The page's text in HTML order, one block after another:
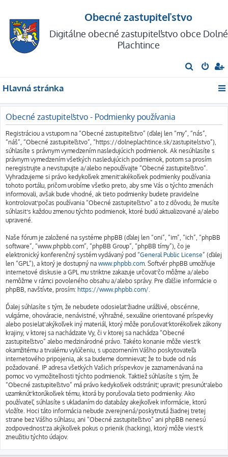
Obecné zastupiteľstvo
Digitálne obecné zastupiteľstvo obce Dolné
Plachtince
ľ
d
Hlavná stránka
Obecné zastupiteľstvo - Podmienky používania
Registráciou a vstupom na “Obecné zastupiteľstvo” (ďalej len “my”, “nás”,
“náš”, “Obecné zastupiteľstvo”, “https://dolneplachtince.sk/zastupitelstvo”),
súhlasíte s právnym vymedzením nasledujúcich podmienok. Ak nesúhlasíte s
právnym vymedzením všetkých nasledujúcich podmienok, potom sa prosím
neregistrujte a nevstupujte a/alebo nepoužívajte “Obecné zastupiteľstvo”.
Vyhradzujeme si právo kedykoľvek zmeniť akékoľvek podmienky používania
tohoto portálu, pričom urobíme všetko preto, aby sme Vás o týchto zmenách
informovali, avšak bude vhodné, ak tieto podmienky budete pravidelne
kontrolovať počas používania “Obecné zastupiteľstvo” a to z dôvodu, že musíte
súhlasiť s každou zmenou týchto podmienok, ktoré budú aktualizované a/alebo
upravené.
Naše fórum je založené na systéme phpBB (ďalej len “oni”, “im”, “ich”, “phpBB
software”, “www.phpbb.com”, “phpBB Group”, “phpBB tímy”), čo je
elektronický konferenčný systém vydávaný pod “General Public License” (ďalej
len “GPL”), a ktorý je dostupný na www.phpbb.com . Softvér phpBB umožňuje
internetové diskusie a GPL mu striktne zakazuje určovať čo môžme a/alebo
nemôžme v rámci povoleného obsahu a/alebo správy. Pre ďalšie informácie o
phpBB, navštívte, prosím: https://www.phpbb.com/
Ďalej súhlasíte s tým, že nebudete odosielať žiadne urážlivé, obscénne,
vulgárne, ohováracie, nenávistné, výhražné, sexuálne orientované príspevky
alebo posielať akýkoľvek iný materiál, ktorý môže porušovať ktorékoľvek zákony
krajiny, v ktorej sa nachádzate Vy, či v ktorej sa nachádza “Obecné
zastupiteľstvo” alebo medzinárodné právo. Takéto konanie môže viesť k
okamžitému a trvalému vylúčeniu, s upozornením Vášho poskytovateľa
internetového pripojenia, ak sa budeme domnievať, že to bude od nás
požadované. IP adresa všetkých Vašich príspevkov je zaznamenávaná na
pomoc vo vymožiteľnosti týchto podmienok. Taktiež súhlasíte s tým, že
“Obecné zastupiteľstvo” má právo kedykoľvek odstrániť, upraviť, presunúť alebo
uzamknúť ktorúkoľvek tému, ktorá by porušovala tieto podmienky. Ako
používateľ, súhlasíte s ukladaním do databázy akejkoľvek informácie, ktorú
vložíte. Hoci táto informácia nebude zverejnená/poskytnutá žiadnej tretej
strane bez Vášho súhlasu, ani “Obecné zastupiteľstvo” ani phpBB nenesú
zodpovednosť za akýkoľvek pokus o prienik (hacking), ktorý môže viesť k
zneužitiu týchto údajov.